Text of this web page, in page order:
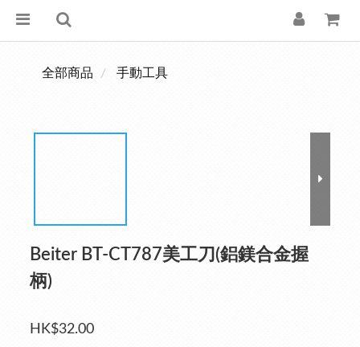
全部商品 手動工具
Beiter BT-CT787美工刀(鋁鎂合金握
柄)
HK$32.00